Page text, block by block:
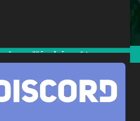
ตอนที่ 71
ตอนที่ 69
มังงะ ซีรีย์ออนไลน์ คลิปหลุด